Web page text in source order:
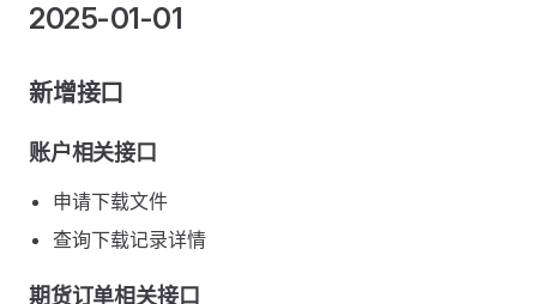
2025-01-01
新增接口
账户相关接口
申请下载文件
查询下载记录详情
期货订单相关接口